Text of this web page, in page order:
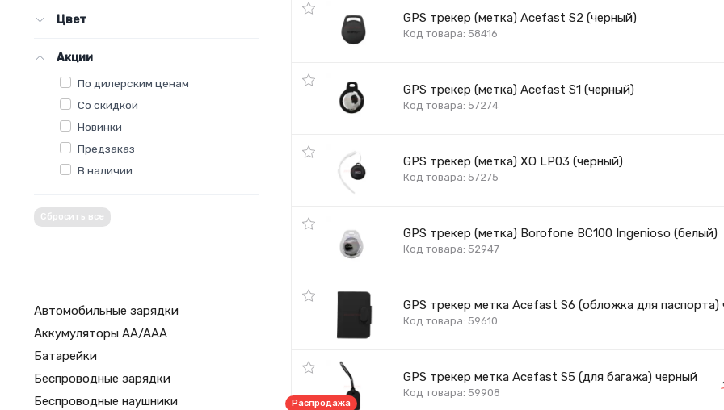
Цвет
Акции
По дилерским ценам
Со скидкой
Новинки
Предзаказ
В наличии
Сбросить все
Автомобильные зарядки
Аккумуляторы AA/AAA
Батарейки
Беспроводные зарядки
Беспроводные наушники
GPS трекер (метка) Acefast S2 (черный)
Код товара: 58416
GPS трекер (метка) Acefast S1 (черный)
Код товара: 57274
GPS трекер (метка) XO LP03 (черный)
Код товара: 57275
GPS трекер (метка) Borofone BC100 Ingenioso (белый)
Код товара: 52947
GPS трекер метка Acefast S6 (обложка для паспорта)
Код товара: 59610
GPS трекер метка Acefast S5 (для багажа) черный
Код товара: 59908
Распродажа